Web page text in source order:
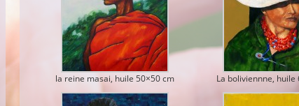
la reine masai, huile 50×50 cm La boliviennne, huile